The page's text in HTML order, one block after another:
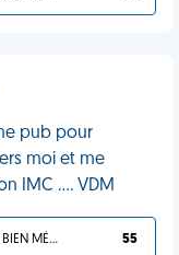
pub pour
moi et me
IMC .... VDM
TU L'AS BIEN MÉRITÉ 55